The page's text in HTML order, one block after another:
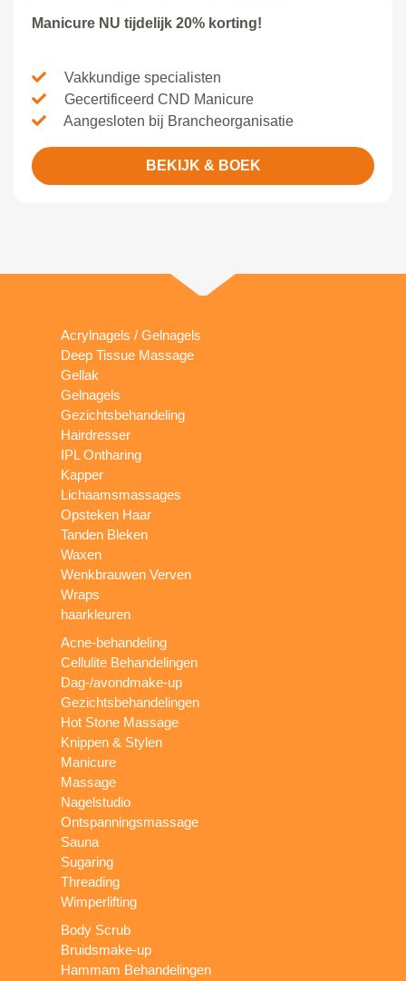
Manicure NU tijdelijk 20% korting!
Vakkundige specialisten
Gecertificeerd CND Manicure
Aangesloten bij Brancheorganisatie
BEKIJK & BOEK
Acrylnagels / Gelnagels
Deep Tissue Massage
Gellak
Gelnagels
Gezichtsbehandeling
Hairdresser
IPL Ontharing
Kapper
Lichaamsmassages
Opsteken Haar
Tanden Bleken
Waxen
Wenkbrauwen Verven
Wraps
haarkleuren
Acne-behandeling
Cellulite Behandelingen
Dag-/avondmake-up
Gezichtsbehandelingen
Hot Stone Massage
Knippen & Stylen
Manicure
Massage
Nagelstudio
Ontspanningsmassage
Sauna
Sugaring
Threading
Wimperlifting
Body Scrub
Bruidsmake-up
Hammam Behandelingen